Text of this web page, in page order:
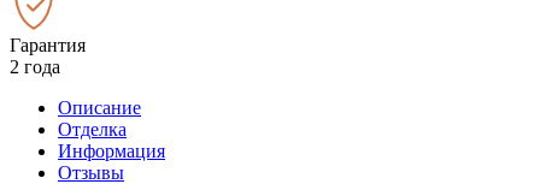
Гарантия
2 года
Описание
Отделка
Информация
Отзывы